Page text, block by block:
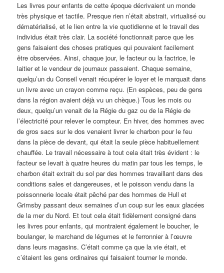
Les livres pour enfants de cette époque décrivaient un monde
très physique et tactile. Presque rien n’était abstrait, virtualisé ou
dématérialisé, et le lien entre la vie quotidienne et le travail des
individus était très clair. La société fonctionnait parce que les
gens faisaient des choses pratiques qui pouvaient facilement
être observées. Ainsi, chaque jour, le facteur ou la factrice, le
laitier et le vendeur de journaux passaient. Chaque semaine,
quelqu’un du Conseil venait récupérer le loyer et le marquait dans
un livre avec un crayon comme reçu. (En espèces, peu de gens
dans la région avaient déjà vu un chèque.) Tous les mois ou
deux, quelqu’un venait de la Régie du gaz ou de la Régie de
l’électricité pour relever le compteur. En hiver, des hommes avec
de gros sacs sur le dos venaient livrer le charbon pour le feu
dans la pièce de devant, qui était la seule pièce habituellement
chauffée. Le travail nécessaire à tout cela était très évident : le
facteur se levait à quatre heures du matin par tous les temps, le
charbon était extrait du sol par des hommes travaillant dans des
conditions sales et dangereuses, et le poisson vendu dans la
poissonnerie locale était pêché par des hommes de Hull et
Grimsby passant deux semaines d’un coup sur les eaux glacées
de la mer du Nord. Et tout cela était fidèlement consigné dans
les livres pour enfants, qui montraient également le boucher, le
boulanger, le marchand de légumes et le ferronnier à l’œuvre
dans leurs magasins. C’était comme ça que la vie était, et
c’étaient les gens ordinaires qui faisaient tourner le monde.